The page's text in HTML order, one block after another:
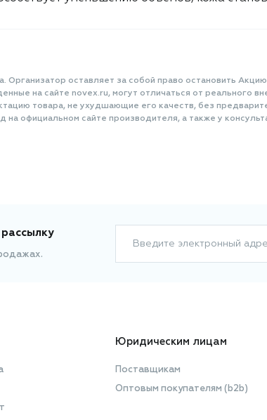
Организатор оставляет за собой право остановить
на сайте novex.ru, могут отличаться от реального
товара, не ухудшающие его качеств, без
на официальном сайте производителя, а также у
Введите электронный
Юридическим лицам
Поставщикам
Оптовым покупателям (b2b)